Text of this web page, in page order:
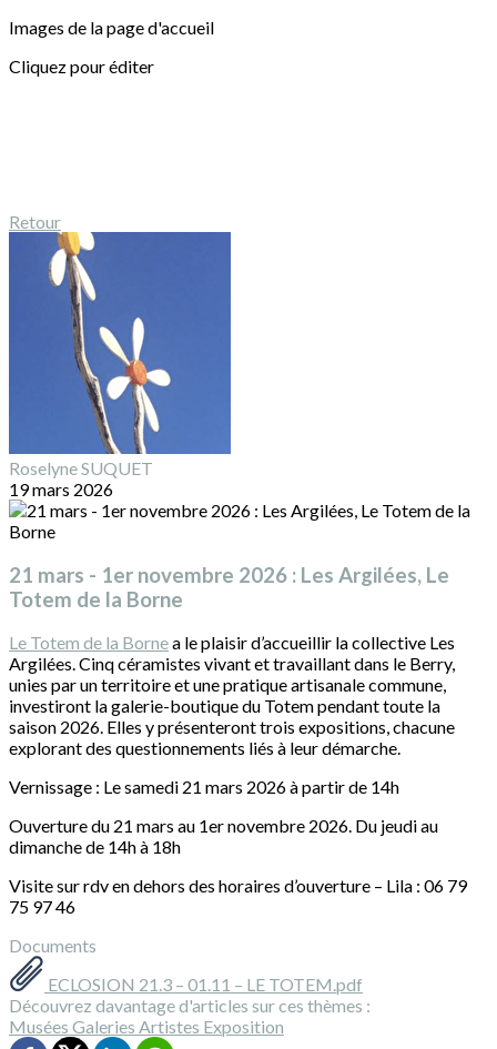
Images de la page d'accueil
Cliquez pour éditer
Retour
Roselyne SUQUET
19 mars 2026
21 mars - 1er novembre 2026 : Les Argilées, Le
Totem de la Borne
Le Totem de la Bornea le plaisir d’accueillir la collective Les
Argilées. Cinq céramistes vivant et travaillant dans le Berry,
unies par un territoire et une pratique artisanale commune,
investiront la galerie-boutique du Totem pendant toute la
saison 2026. Elles y présenteront trois expositions, chacune
explorant des questionnements liés à leur démarche.
Vernissage : Le samedi 21 mars 2026 à partir de 14h
Ouverture du 21 mars au 1er novembre 2026. Du jeudi au
dimanche de 14h à 18h
Visite sur rdv en dehors des horaires d’ouverture – Lila : 06 79
75 97 46
Documents
ECLOSION 21.3 – 01.11 – LE TOTEM.pdf
Découvrez davantage d'articles sur ces thèmes :
Musées Galeries Artistes Exposition